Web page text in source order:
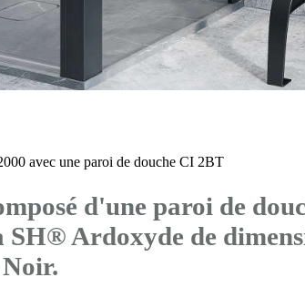
avec une paroi de douche CI 2BT
d'une paroi de
SH® Ardoxyde de